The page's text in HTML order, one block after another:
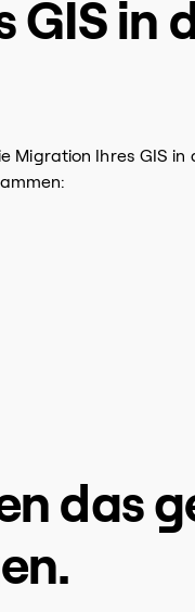
GIS in
Migration Ihres GIS in
das